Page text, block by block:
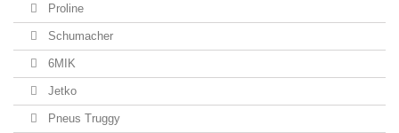
Proline
Schumacher
6MIK
Jetko
Pneus Truggy